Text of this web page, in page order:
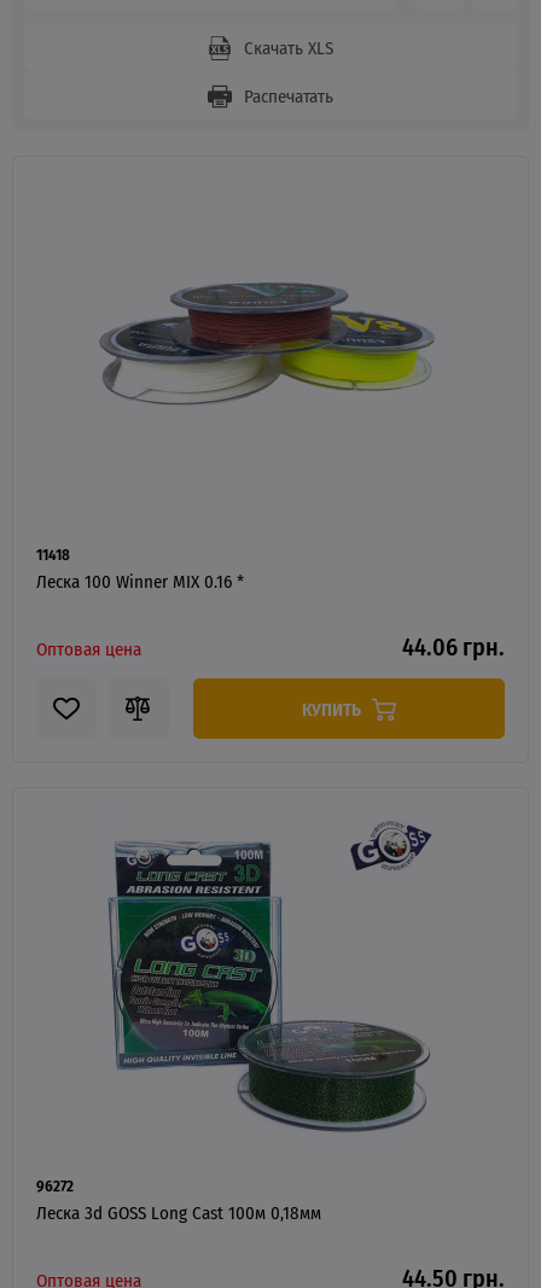
Скачать XLS
Распечатать
11418
Леска 100 Winner MIX 0.16 *
Оптовая цена 44.06 грн.
КУПИТЬ
96272
Леска 3d GOSS Long Cast 100м 0,18мм
Оптовая цена 44.50 грн.